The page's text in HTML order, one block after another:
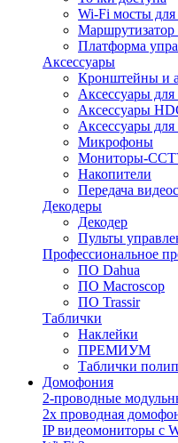
Wi-Fi мосты для
Маршрутизатор
Платформа
Аксессуары
Кронштейны и
Аксессуары для
Аксессуары
Аксессуары
Микрофоны
Мониторы-
Накопители
Передача
Декодеры
Декодер
Пульты
Профессиональное
ПО Dahua
ПО Macroscop
ПО Trassir
Таблички
Наклейки
ПРЕМИУМ
Таблички
Домофония
2-проводные
2х проводная
IP видеомониторы с